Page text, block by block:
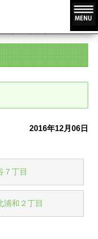
2016年12月06日
７丁目
浦和２丁目